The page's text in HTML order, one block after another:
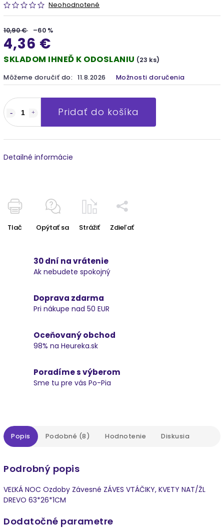
Neohodnotené
10,90 € –60 %
4,36 €
SKLADOM IHNEĎ K ODOSLANIU (23 ks)
Môžeme doručiť do: 11.8.2026 Možnosti doručenia
Pridať do košíka
Detailné informácie
Tlač Opýtať sa Strážiť Zdieľať
30 dní na vrátenie
Ak nebudete spokojný
Doprava zdarma
Pri nákupe nad 50 EUR
Oceňovaný obchod
98% na Heureka.sk
Poradíme s výberom
Sme tu pre vás Po-Pia
Popis Podobné (8) Hodnotenie Diskusia
Podrobný popis
VEĽKÁ NOC Ozdoby Závesné ZÁVES VTÁČIKY, KVETY NAT/ŽL
DREVO 63*26*1CM
Dodatočné parametre